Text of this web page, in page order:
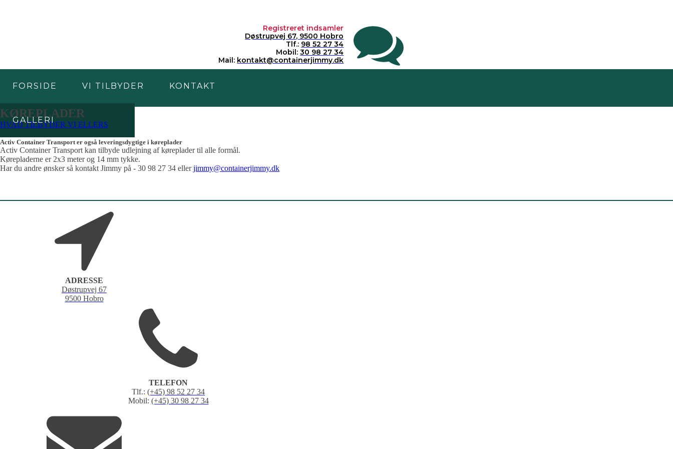
Registreret indsamler
Døstrupvej 67, 9500 Hobro
Tlf.: 98 52 27 34
Mobil:30 98 27 34
Mail: kontakt@containerjimmy.dk
FORSIDE VI TILBYDER KONTAKT
GALLERI
KØREPLADER
HVAD TILBYDER VI ELLERS
Activ Container Transport er også leveringsdygtige i køreplader
Activ Container Transport kan tilbyde udlejning af køreplader til alle formål.
Kørepladerne er 2x3 meter og 14 mm tykke.
Har du andre ønsker så kontakt Jimmy på - 30 98 27 34 ellerjimmy@containerjimmy.dk
ADRESSE
Døstrupvej 67
9500 Hobro
TELEFON
Tlf.: (+45) 98 52 27 34
Mobil: (+45) 30 98 27 34